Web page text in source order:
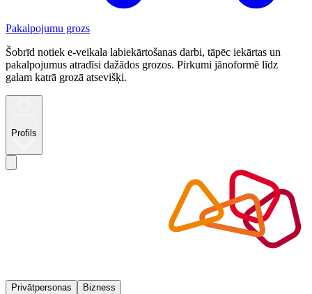
Pakalpojumu grozs
Šobrīd notiek e-veikala labiekārtošanas darbi, tāpēc iekārtas un
pakalpojumus atradīsi dažādos grozos. Pirkumi jānoformē līdz
galam katrā grozā atsevišķi.
Profils
Privātpersonas Bizness